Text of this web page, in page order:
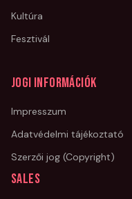
Kultúra
Fesztivál
Jogi információk
Impresszum
Adatvédelmi tájékoztató
Szerzői jog (Copyright)
Sales